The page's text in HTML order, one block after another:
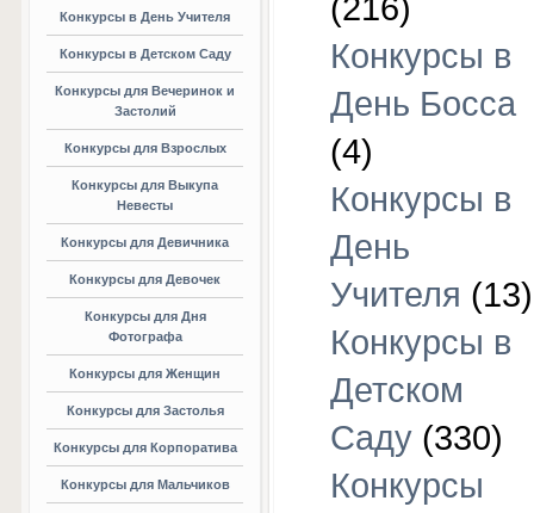
Конкурсы в День Учителя
Конкурсы в Детском Саду
Конкурсы для Вечеринок и
Застолий
Конкурсы для Взрослых
Конкурсы для Выкупа
Невесты
Конкурсы для Девичника
Конкурсы для Девочек
Конкурсы для Дня
Фотографа
Конкурсы для Женщин
Конкурсы для Застолья
Конкурсы для Корпоратива
Конкурсы для Мальчиков
(216)
Конкурсы в
День Босса
(4)
Конкурсы в
День
Учителя (13)
Конкурсы в
Детском
Саду(330)
Конкурсы